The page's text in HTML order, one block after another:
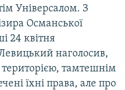
Універсалом. З
Османської
24 квітня
наголосив,
тамтешнім
їхні права, але про